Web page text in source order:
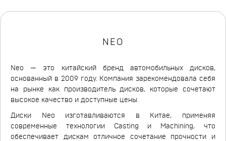
NEO
Neo — это китайский бренд автомобильных дисков,
основанный в 2009 году. Компания зарекомендовала себя
на рынке как производитель дисков, которые сочетают
высокое качество и доступные цены.
Диски Neo изготавливаются в Китае, применяя
современные технологии Casting и Machining, что
обеспечивает дискам отличное сочетание прочности и